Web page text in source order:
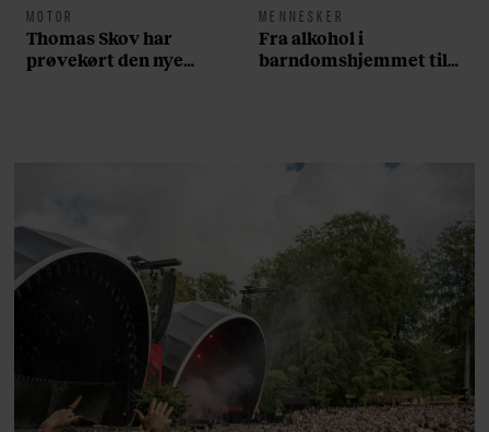
MOTOR
Thomas Skov har
prøvekørt den nye
MENNESKER
Fra alkohol i
barndomshjemmet til